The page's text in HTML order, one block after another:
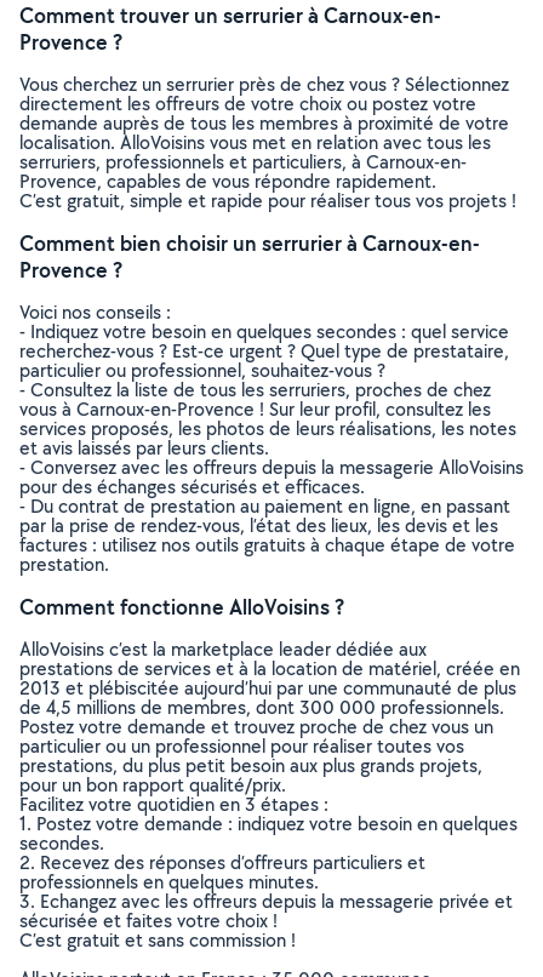
Comment trouver un serrurier à Carnoux-en-
Provence ?
Vous cherchez un serrurier près de chez vous ? Sélectionnez
directement les offreurs de votre choix ou postez votre
demande auprès de tous les membres à proximité de votre
localisation. AlloVoisins vous met en relation avec tous les
serruriers, professionnels et particuliers, à Carnoux-en-
Provence, capables de vous répondre rapidement.
C’est gratuit, simple et rapide pour réaliser tous vos projets !
Comment bien choisir un serrurier à Carnoux-en-
Provence ?
Voici nos conseils :
- Indiquez votre besoin en quelques secondes : quel service
recherchez-vous ? Est-ce urgent ? Quel type de prestataire,
particulier ou professionnel, souhaitez-vous ?
- Consultez la liste de tous les serruriers, proches de chez
vous à Carnoux-en-Provence ! Sur leur profil, consultez les
services proposés, les photos de leurs réalisations, les notes
et avis laissés par leurs clients.
- Conversez avec les offreurs depuis la messagerie AlloVoisins
pour des échanges sécurisés et efficaces.
- Du contrat de prestation au paiement en ligne, en passant
par la prise de rendez-vous, l’état des lieux, les devis et les
factures : utilisez nos outils gratuits à chaque étape de votre
prestation.
Comment fonctionne AlloVoisins ?
AlloVoisins c’est la marketplace leader dédiée aux
prestations de services et à la location de matériel, créée en
2013 et plébiscitée aujourd’hui par une communauté de plus
de 4,5 millions de membres, dont 300 000 professionnels.
Postez votre demande et trouvez proche de chez vous un
particulier ou un professionnel pour réaliser toutes vos
prestations, du plus petit besoin aux plus grands projets,
pour un bon rapport qualité/prix.
Facilitez votre quotidien en 3 étapes :
1. Postez votre demande : indiquez votre besoin en quelques
secondes.
2. Recevez des réponses d’offreurs particuliers et
professionnels en quelques minutes.
3. Echangez avec les offreurs depuis la messagerie privée et
sécurisée et faites votre choix !
C’est gratuit et sans commission !